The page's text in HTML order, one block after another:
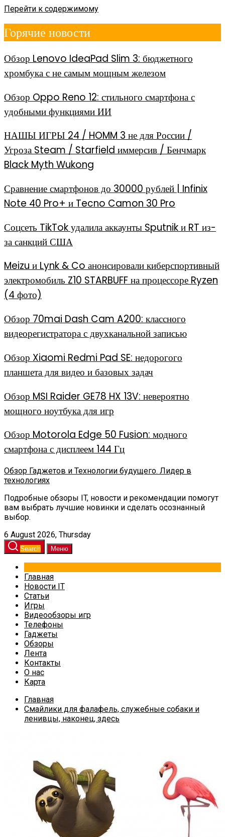
Перейти к содержимому
Горячие новости
Обзор Lenovo IdeaPad Slim 3: бюджетного
хромбука с не самым мощным железом
Обзор Oppo Reno 12: стильного смартфона с
удобными функциями ИИ
НАШЫ ИГРЫ 24 / HOMM 3 не для России /
Угроза Steam / Starfield иммерсив / Бенчмарк
Black Myth Wukong
Сравнение смартфонов до 30000 рублей | Infinix
Note 40 Pro+ и Tecno Camon 30 Pro
Соцсеть TikTok удалила аккаунты Sputnik и RT из-
за санкций США
Meizu и Lynk & Co анонсировали киберспортивный
электромобиль Z10 STARBUFF на процессоре Ryzen
(4 фото)
Обзор 70mai Dash Cam A200: классного
видеорегистратора с двухканальной записью
Обзор Xiaomi Redmi Pad SE: недорогого
планшета для видео и базовых задач
Обзор MSI Raider GE78 HX 13V: невероятно
мощного ноутбука для игр
Обзор Motorola Edge 50 Fusion: модного
смартфона с дисплеем 144 Гц
Обзор Гаджетов и Технологии будущего. Лидер в
технологиях
Подробные обзоры IT, новости и рекомендации помогут
вам выбрать лучшие новинки и сделать осознанный
выбор.
6 August 2026, Thursday
Search Меню
Главная
Новости IT
Статьи
Игры
Видеообзоры игр
Телефоны
Гаджеты
Обзоры
Лента
Контакты
О нас
Карта
Главная
Смайлики для фалафель, служебные собаки и
ленивцы, наконец, здесь